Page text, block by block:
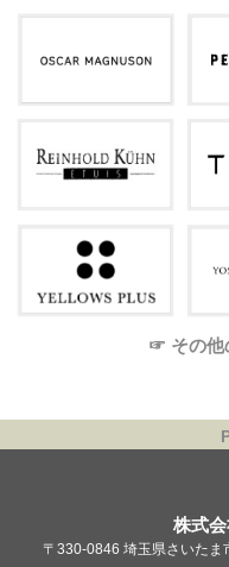
☞ その他
株式
〒330-0846 埼玉県さいた